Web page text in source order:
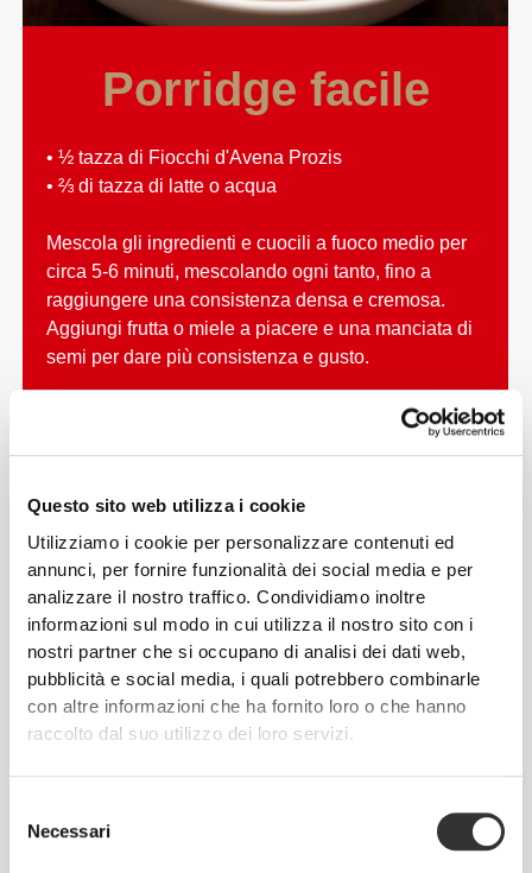
Questo sito web utilizza i cookie
Utilizziamo i cookie per personalizzare contenuti ed
annunci, per fornire funzionalità dei social media e per
analizzare il nostro traffico. Condividiamo inoltre
informazioni sul modo in cui utilizza il nostro sito con i
nostri partner che si occupano di analisi dei dati web,
pubblicità e social media, i quali potrebbero combinarle
con altre informazioni che ha fornito loro o che hanno
raccolto dal suo utilizzo dei loro servizi.
delNecessari
Porridge facile
• ½ tazza di Fiocchi d'Avena Prozis
• ⅔ di tazza di latte o acqua
Mescola gli ingredienti e cuocili a fuoco medio per
circa 5-6 minuti, mescolando ogni tanto, fino a
raggiungere una consistenza densa e cremosa.
Aggiungi frutta o miele a piacere e una manciata di
semi per dare più consistenza e gusto.